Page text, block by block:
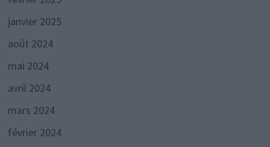
janvier 2025
août 2024
mai 2024
avril 2024
mars 2024
février 2024